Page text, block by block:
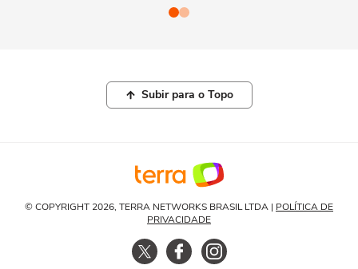
Subir para o Topo
© COPYRIGHT 2026, TERRA NETWORKS BRASIL LTDA | POLÍTICA DE
PRIVACIDADE